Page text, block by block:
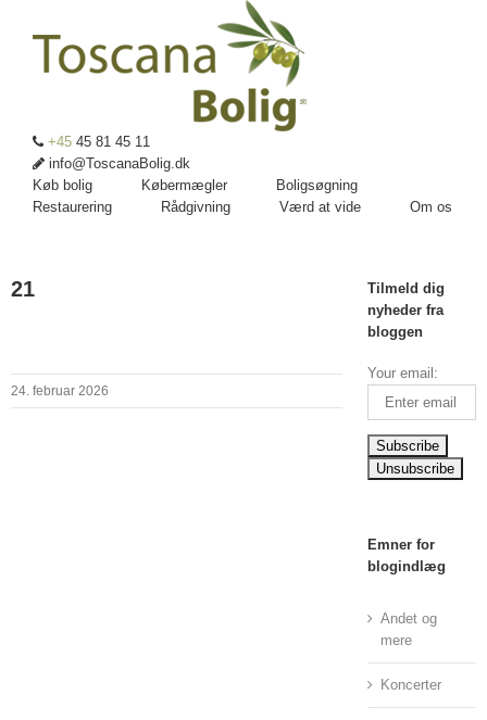
+45 45 81 45 11
info@ToscanaBolig.dk
Køb bolig
Købermægler
Boligsøgning
Restaurering
Rådgivning Værd at vide Om os
21
24. februar 2026
Tilmeld dig
nyheder fra
bloggen
Your email:
Emner for
blogindlæg
Andet og
mere
Koncerter